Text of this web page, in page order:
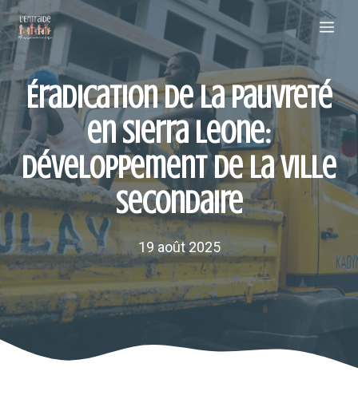
Aller
au
contenu
Éradication de la pauvreté
en Sierra Leone:
développement de la ville
secondaire
19 août 2025